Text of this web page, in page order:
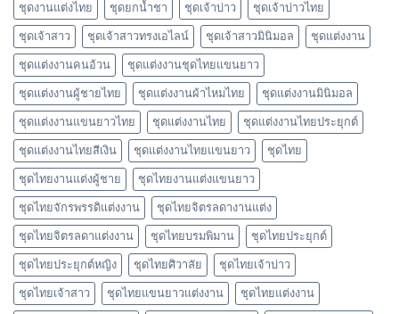
ชุดงานแต่งไทย ชุดยกน้ำชา ชุดเจ้าบ่าว ชุดเจ้าบ่าวไทย
ชุดเจ้าสาว ชุดเจ้าสาวทรงเอไลน์ ชุดเจ้าสาวมินิมอล ชุดแต่งงาน
ชุดแต่งงานคนอ้วน ชุดแต่งงานชุดไทยแขนยาว
ชุดแต่งงานผู้ชายไทย ชุดแต่งงานผ้าไหมไทย ชุดแต่งงานมินิมอล
ชุดแต่งงานแขนยาวไทย ชุดแต่งงานไทย ชุดแต่งงานไทยประยุกต์
ชุดแต่งงานไทยสีเงิน ชุดแต่งงานไทยแขนยาว ชุดไทย
ชุดไทยงานแต่งผู้ชาย ชุดไทยงานแต่งแขนยาว
ชุดไทยจักรพรรดิแต่งงาน ชุดไทยจิตรลดางานแต่ง
ชุดไทยจิตรลดาแต่งงาน ชุดไทยบรมพิมาน ชุดไทยประยุกต์
ชุดไทยประยุกต์หญิง ชุดไทยศิวาลัย ชุดไทยเจ้าบ่าว
ชุดไทยเจ้าสาว ชุดไทยแขนยาวแต่งงาน ชุดไทยแต่งงาน